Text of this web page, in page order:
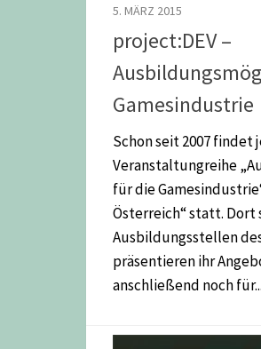
5. MÄRZ 2015
project:DEV –
Gamesindustrie
Schon seit 2007
Veranstaltungreihe
für die
Österreich“ statt. Dort
Ausbildungsstellen
präsentieren ihr
anschließend noch für...